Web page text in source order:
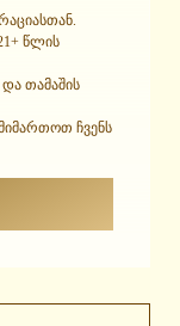
წლის
თამაშის
ჩვენს